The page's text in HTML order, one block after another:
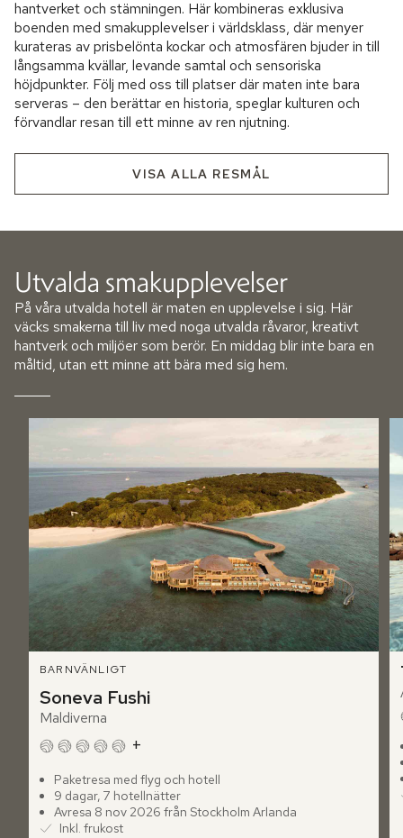
hantverket och stämningen. Här kombineras exklusiva
boenden med smakupplevelser i världsklass, där menyer
kurateras av prisbelönta kockar och atmosfären bjuder in till
långsamma kvällar, levande samtal och sensoriska
höjdpunkter. Följ med oss till platser där maten inte bara
serveras – den berättar en historia, speglar kulturen och
förvandlar resan till ett minne av ren njutning.​
VISA ALLA RESMÅL
Utvalda smakupplevelser
På våra utvalda hotell är maten en upplevelse i sig. Här
väcks smakerna till liv med noga utvalda råvaror, kreativt
hantverk och miljöer som berör. En middag blir inte bara en
måltid, utan ett minne att bära med sig hem.
BARNVÄNLIGT
Soneva Fushi
Maldiverna
+
Paketresa med flyg och hotell
9 dagar, 7 hotellnätter
Avresa 8 nov 2026 från Stockholm Arlanda
Inkl. frukost